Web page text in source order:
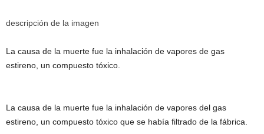
descripción de la imagen
La causa de la muerte fue la inhalación de vapores de gas
estireno, un compuesto tóxico.
La causa de la muerte fue la inhalación de vapores del gas
estireno, un compuesto tóxico que se había filtrado de la fábrica.